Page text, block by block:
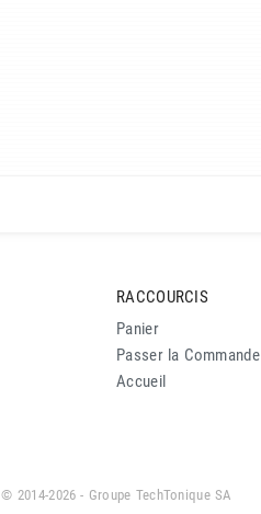
RACCOURCIS
Panier
Passer la Commande
Accueil
© 2014-2026 - Groupe TechTonique SA